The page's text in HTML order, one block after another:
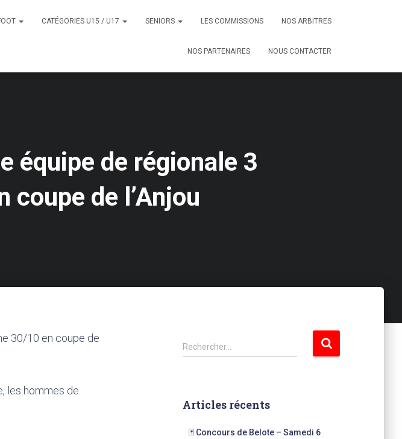
CATÉGORIES U15 / U17 SENIORS LES COMMISSIONS NOS ARBITRES
NOS PARTENAIRES NOUS CONTACTER
équipe de régionale 3
de l’Anjou
30/10 en coupe de
les hommes de
R
e
r
Rechercher…
Articles récents
🃏 Concours de Belote – Samedi 6